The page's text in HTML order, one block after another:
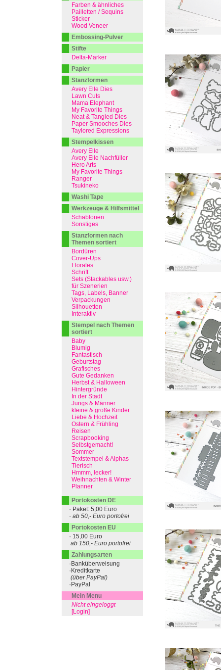
Farben & ähnliches
Pailletten / Sequins
Sticker
Wood Veneer
Embossing-Pulver
Stifte
Delta-Marker
Papier
Stanzformen
Avery Elle Dies
Lawn Cuts
Mama Elephant
My Favorite Things
Neat & Tangled Dies
Paper Smooches Dies
Taylored Expressions
Stempelkissen
Avery Elle
Avery Elle Nachfüller
Hero Arts
My Favorite Things
Ranger
Tsukineko
Washi Tape
Werkzeuge & Hilfsmittel
Schablonen
Sonstiges
Stanzformen nach
Themen sortiert
Bordüren
Cover-Ups
Florales
Schrift
Sets (Stackables usw.)
für Szenerien
Tags, Labels, Banner
Verpackungen
Silhouetten
Interaktiv
Stempel nach Themen
sortiert
Baby
Blumig
Fantastisch
Geburtstag
Grafisches
Gute Gedanken
Herbst & Halloween
Hintergründe
In der Stadt
Jungs & Männer
kleine & große Kinder
Liebe & Hochzeit
Ostern & Frühling
Reisen
Scrapbooking
Selbstgemacht!
Sommer
Textstempel & Alphas
Tierisch
Hmmm, lecker!
Weihnachten & Winter
Planner
Portokosten DE
· Paket: 5,00 Euro
· ab 50,- Euro portofrei
Portokosten EU
· 15,00 Euro
ab 150,- Euro portofrei
Zahlungsarten
·Banküberweisung
·Kreditkarte
(über PayPal)
·PayPal
Mein Menu
Nicht eingeloggt
[Login]